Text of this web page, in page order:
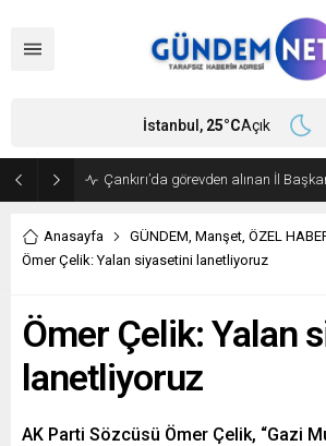
Bakan Fidan, Hamas Siyasi Büro
İstanbul, 25°CAçık
Anasayfa GÜNDEM, Manşet, ÖZEL
Ömer Çelik: Yalan siyasetini lanetliyoruz
Ömer Çelik: Yalan
lanetliyoruz
AK Parti Sözcüsü Ömer Çelik, “Gazi